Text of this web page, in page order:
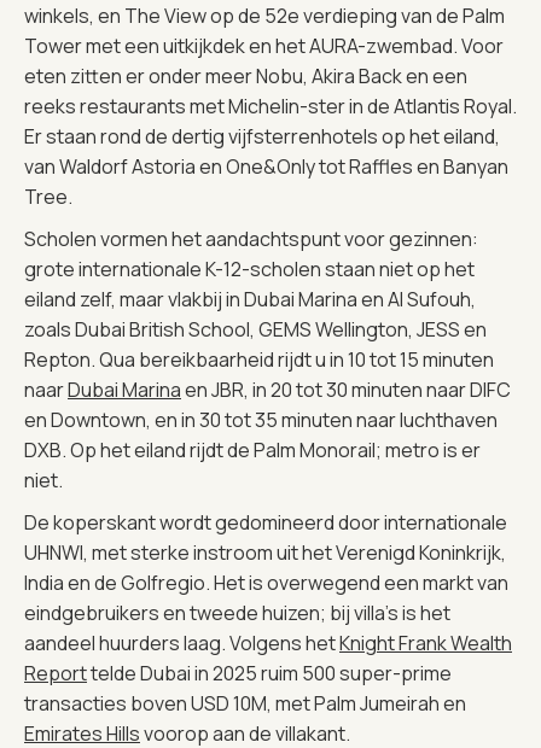
winkels, en The View op de 52e verdieping van de Palm
Tower met een uitkijkdek en het AURA-zwembad. Voor
eten zitten er onder meer Nobu, Akira Back en een
reeks restaurants met Michelin-ster in de Atlantis Royal.
Er staan rond de dertig vijfsterrenhotels op het eiland,
van Waldorf Astoria en One&Only tot Raffles en Banyan
Tree.
Scholen vormen het aandachtspunt voor gezinnen:
grote internationale K-12-scholen staan niet op het
eiland zelf, maar vlakbij in Dubai Marina en Al Sufouh,
zoals Dubai British School, GEMS Wellington, JESS en
Repton. Qua bereikbaarheid rijdt u in 10 tot 15 minuten
naarDubai Marinaen JBR, in 20 tot 30 minuten naar DIFC
en Downtown, en in 30 tot 35 minuten naar luchthaven
DXB. Op het eiland rijdt de Palm Monorail; metro is er
niet.
De koperskant wordt gedomineerd door internationale
UHNWI, met sterke instroom uit het Verenigd Koninkrijk,
India en de Golfregio. Het is overwegend een markt van
eindgebruikers en tweede huizen; bij villa’s is het
aandeel huurders laag. Volgens hetKnight Frank Wealth
Reporttelde Dubai in 2025 ruim 500 super-prime
transacties boven USD 10M, met Palm Jumeirah en
Emirates Hillsvoorop aan de villakant.